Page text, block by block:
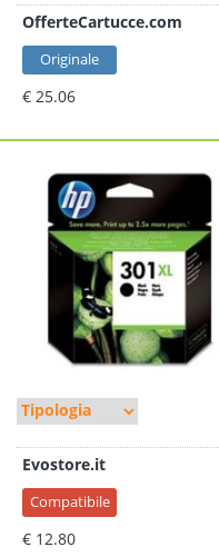
OfferteCartucce.com
Originale
€ 25.06
Evostore.it
Compatibile
€ 12.80